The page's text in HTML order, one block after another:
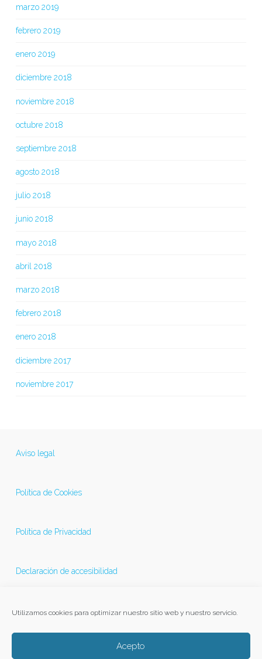
Utilizamos cookies para optimizar nuestro sitio web y nuestro servicio.
Acepto
marzo 2019
febrero 2019
enero 2019
diciembre 2018
noviembre 2018
octubre 2018
septiembre 2018
agosto 2018
julio 2018
junio 2018
mayo 2018
abril 2018
marzo 2018
febrero 2018
enero 2018
diciembre 2017
noviembre 2017
Aviso legal
Política de Cookies
Política de Privacidad
Declaración de accesibilidad